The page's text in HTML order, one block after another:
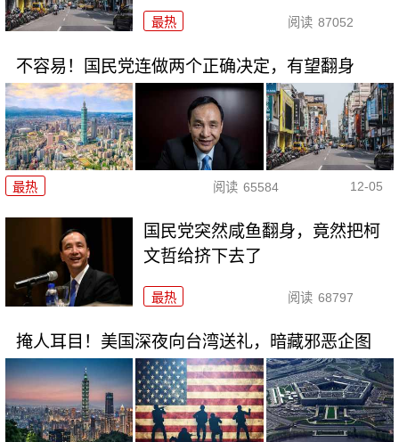
最热 阅读 87052
不容易！国民党连做两个正确决定，有望翻身
最热 阅读 65584 12-05
国民党突然咸鱼翻身，竟然把柯
文哲给挤下去了
最热 阅读 68797
掩人耳目！美国深夜向台湾送礼，暗藏邪恶企图